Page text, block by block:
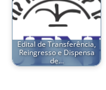
Edital de Transferência,
Reingresso e Dispensa
de…